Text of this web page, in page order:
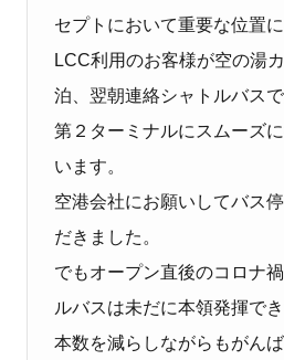
セプトにおいて重要な位置に
LCC利用のお客様が空の湯
泊、翌朝連絡シャトルバス
第２ターミナルにスムーズ
います。
空港会社にお願いしてバス
だきました。
でもオープン直後のコロナ
ルバスは未だに本領発揮でき
本数を減らしながらもがん